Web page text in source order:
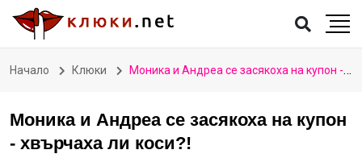
Начало Клюки Моника и Андреа се засякоха на купон - хвърчаха ли коси?!
Моника и Андреа се засякоха на купон
- хвърчаха ли коси?!